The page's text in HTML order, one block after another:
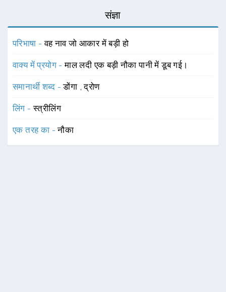
संज्ञा
परिभाषा -वह नाव जो आकार में बड़ी हो
वाक्य में प्रयोग -माल लदी एक बड़ी नौका पानी में डूब गई।
समानार्थी शब्द -डोंगा ,द्रोण
लिंग -स्त्रीलिंग
एक तरह का -नौका